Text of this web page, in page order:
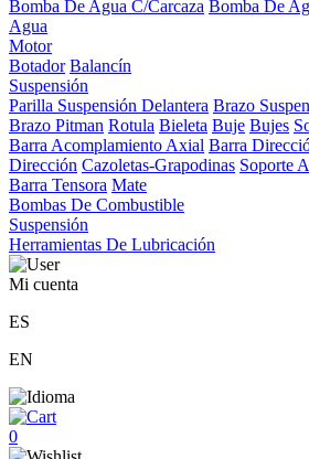
Bomba De Agua C/Carcaza Bomba De
Agua
Motor
Botador Balancín
Suspensión
Parilla Suspensión Delantera Brazo
Brazo Pitman Rotula Bieleta Buje Bujes
Barra Acomplamiento Axial Barra
Dirección Cazoletas-Grapodinas Soporte
Barra Tensora Mate
Bombas De Combustible
Suspensión
Herramientas De Lubricación
Mi cuenta
ES
EN
0